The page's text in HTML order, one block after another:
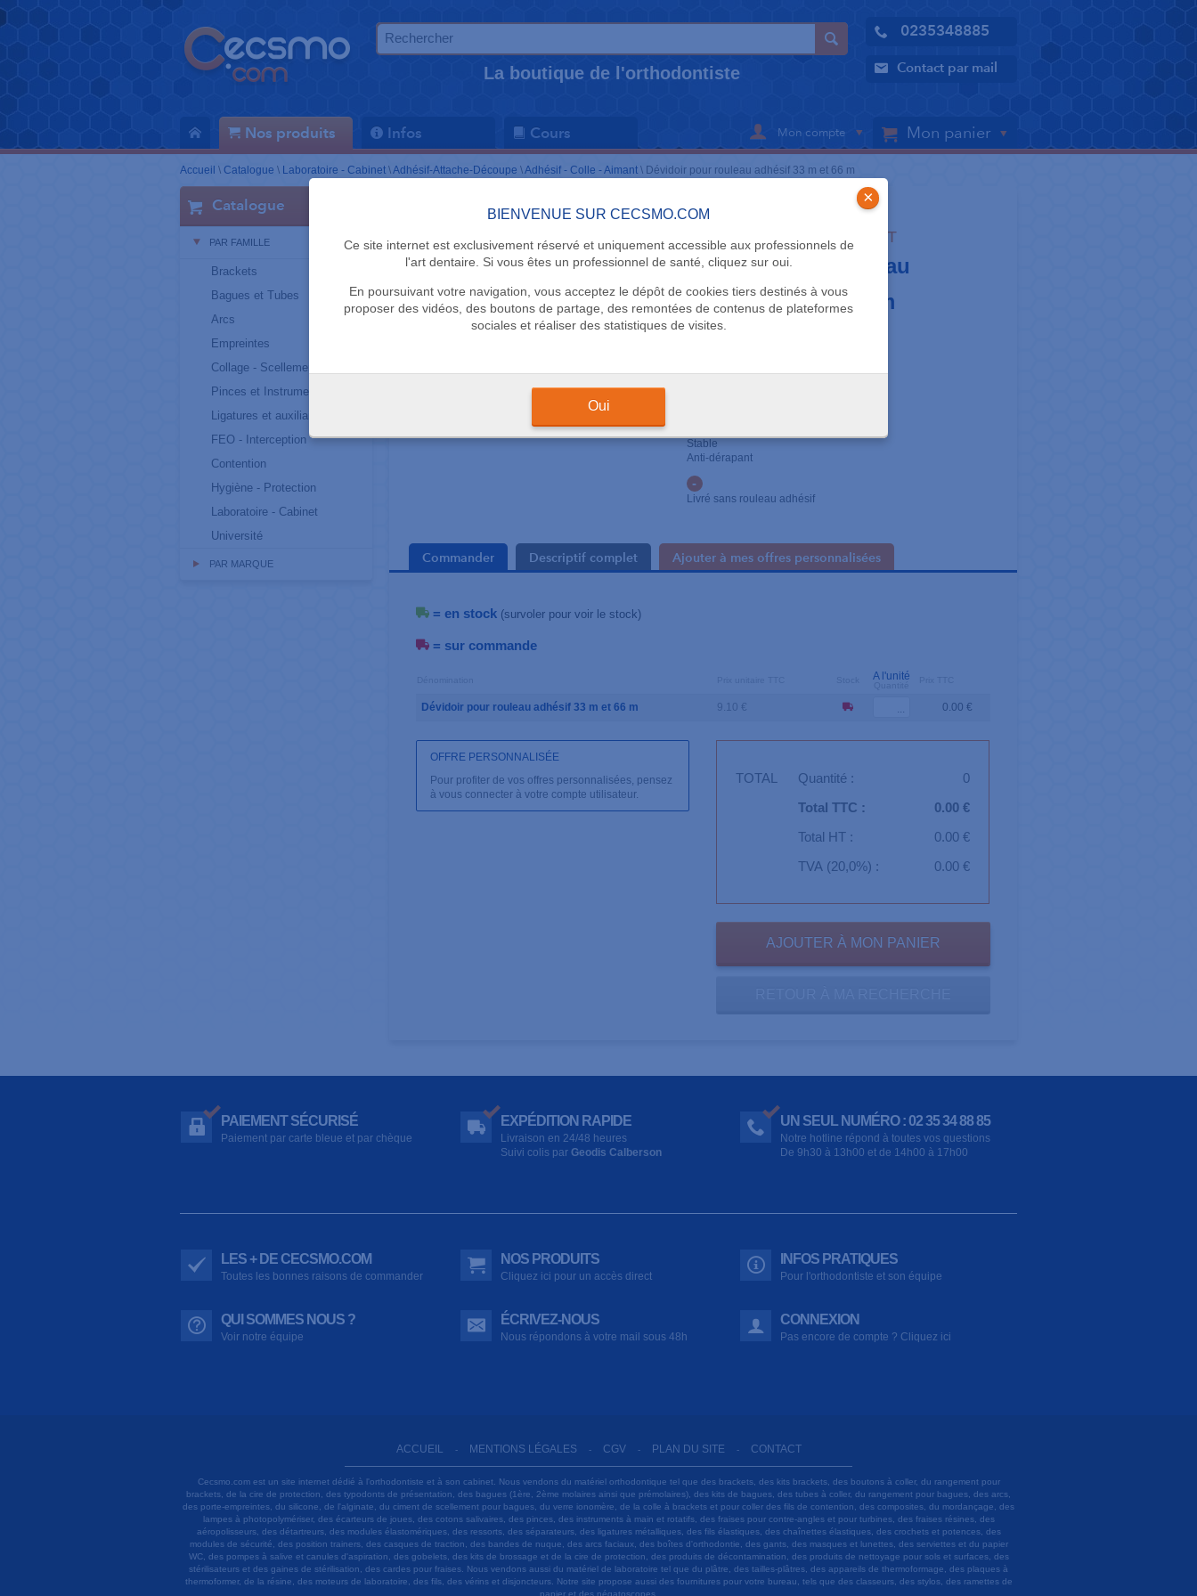
La boutique de l'orthodontiste
0235348885
Contact par mail
Nos produits Infos Cours Mon compte Mon panier
BIENVENUE SUR CECSMO.COM
Ce site internet est exclusivement réservé et uniquement accessible aux professionnels de
l'art dentaire. Si vous êtes un professionnel de santé, cliquez sur oui.
En poursuivant votre navigation, vous acceptez le dépôt de cookies tiers destinés à vous
proposer des vidéos, des boutons de partage, des remontées de contenus de plateformes
sociales et réaliser des statistiques de visites.
×
Oui
Accueil \ Catalogue \ Laboratoire - Cabinet \Adhésif-Attache-Découpe \Adhésif - Colle - Aimant \ Dévidoir pour rouleau adhésif 33 m et 66 m
Catalogue
PAR FAMILLE
Brackets
Bagues et Tubes
Arcs
Empreintes
Collage - Scellement
Pinces et Instruments
Ligatures et auxiliaires
FEO - Interception
Contention
Hygiène - Protection
Laboratoire - Cabinet
Université
PAR MARQUE
ADHÉSIF - COLLE - AIMANT
Dévidoir pour rouleau
adhésif 33 m et 66 m
5 étoiles
Stable
Anti-dérapant
-
Livré sans rouleau adhésif
Commander Descriptif complet Ajouter à mes offres personnalisées
= en stock (survoler pour voir le stock)
= sur commande
A l'unité
Dévidoir pour rouleau adhésif 33 m et 66 m 9.10 € 0.00 €
OFFRE PERSONNALISÉE
Pour profiter de vos offres personnalisées, pensez
à vous connecter à votre compte utilisateur.
TOTAL Quantité :
0
Total TTC :
0.00 €
Total HT :
0.00 €
TVA (20,0%) :
0.00 €
PAIEMENT SÉCURISÉ
Paiement par carte bleue et par chèque
EXPÉDITION RAPIDE
Livraison en 24/48 heures
Suivi colis par Geodis Calberson
UN SEUL NUMÉRO : 02 35 34 88 85
Notre hotline répond à toutes vos questions
De 9h30 à 13h00 et de 14h00 à 17h00
LES + DE CECSMO.COM
Toutes les bonnes raisons de commander
NOS PRODUITS
Cliquez ici pour un accès direct
INFOS PRATIQUES
Pour l'orthodontiste et son équipe
QUI SOMMES NOUS ?
Voir notre équipe
ÉCRIVEZ-NOUS
Nous répondons à votre mail sous 48h
CONNEXION
Pas encore de compte ? Cliquez ici
ACCUEIL - MENTIONS LÉGALES - CGV - PLAN DU SITE - CONTACT
Cecsmo.com est un site internet dédié à l'orthodontiste et à son cabinet. Nous vendons du matériel orthodontique tel que des brackets, des kits brackets, des boutons à coller, du rangement pour
brackets, de la cire de protection, des typodonts de présentation, des bagues (1ère, 2ème molaires ainsi que prémolaires), des kits de bagues, des tubes à coller, du rangement pour bagues, des arcs,
des porte-empreintes, du silicone, de l'alginate, du ciment de scellement pour bagues, du verre ionomère, de la colle à brackets et pour coller des fils de contention, des composites, du mordançage, des
lampes à photopolymériser, des écarteurs de joues, des cotons salivaires, des pinces, des instruments à main et rotatifs, des fraises pour contre-angles et pour turbines, des fraises résines, des
aéropolisseurs, des détartreurs, des modules élastomériques, des ressorts, des séparateurs, des ligatures métalliques, des fils élastiques, des chaînettes élastiques, des crochets et potences, des
modules de sécurité, des position trainers, des casques de traction, des bandes de nuque, des arcs faciaux, des boîtes d'orthodontie, des gants, des masques et lunettes, des serviettes et du papier
WC, des pompes à salive et canules d'aspiration, des gobelets, des kits de brossage et de la cire de protection, des produits de décontamination, des produits de nettoyage pour sols et surfaces, des
stérilisateurs et des gaines de stérilisation, des cardes pour fraises. Nous vendons aussi du matériel de laboratoire tel que du plâtre, des tailles-plâtres, des appareils de thermoformage, des plaques à
thermoformer, de la résine, des moteurs de laboratoire, des fils, des vérins et disjoncteurs. Notre site propose aussi des fournitures pour votre bureau, tels que des classeurs, des stylos, des ramettes de
papier et des négatoscopes.